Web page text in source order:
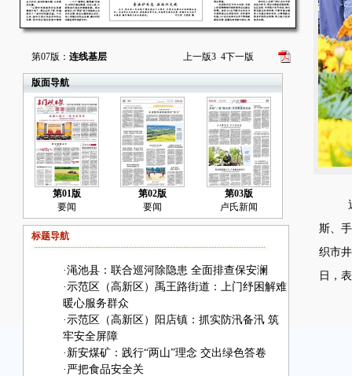
第07版： 连线基层 上一版3 4下一版
版面导航
第01版
要闻
第02版
要闻
第03版
卢氏新闻
标题导航
·渑池县：联合巡河除隐患 全面排查保安澜
·示范区（高新区）禹王路街道：上门纾困解难
暖心服务群众
·示范区（高新区）阳店镇：抓实防汛备汛 筑
牢安全屏障
· 新安煤矿：践行“两山”理念 交出绿色答卷
· 严把食品安全关
斯、
织市
日，